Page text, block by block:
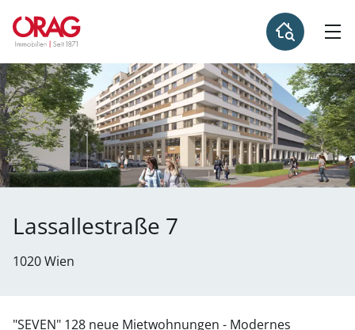
Lassallestraße 7
1020 Wien
"SEVEN" 128 neue Mietwohnungen - Modernes